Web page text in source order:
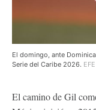
El domingo, ante
Serie del Caribe 2026. EFE
El camino de Gil